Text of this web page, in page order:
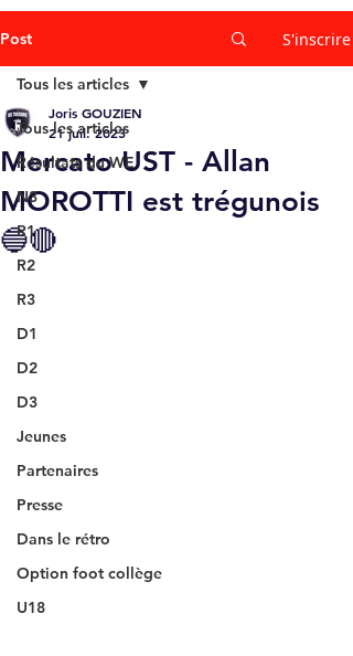
Post S'inscrire
Tous les articles
Résultats du WE
N3
R1
R2
R3
D1
D2
D3
Jeunes
Partenaires
Presse
Dans le rétro
Option foot collège
U18
Tous les articles
Mercato UST - Allan
MOROTTI est trégunois
🔵🔴
Joris GOUZIEN
21 juil. 2023